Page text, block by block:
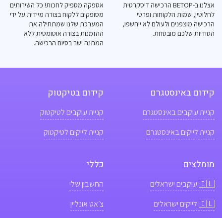
אצלנו ב-BETOP הרכישה דיסקרטית
לחלוטין, שמות הלקוחות ופרטי
הרכישה מוצפנים ולעולם לא ייחשפו,
הסודיות שלכם מובטחת.
אספקה מספיק לחכות! כל השירותים
מסופקים ללקוח בצורה מיידית על ידי
המערכת שלנו שמתחילה את
ההזמנות בצורה אוטומטית ללא
המתנה ישר בסיום הרכישה.
קידום באינסטגרם
קניית עוקבים באינסטגרם
קניית לייקים באינסטגרם
קידום בטיקטוק
קניית עוקבים לטיקטוק
קניית לייקים לטיקטוק
מומלצים
🇮🇱עוקבים ישראלים
🇮🇱לייקים ישראלים
כללי
החשבון שלי
צ׳אט אונליין